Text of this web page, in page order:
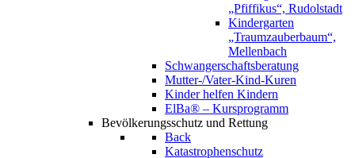
„Pfiffikus“, Rudolstadt
Kindergarten
„Traumzauberbaum“,
Mellenbach
Schwangerschaftsberatung
Mutter-/Vater-Kind-Kuren
Kinder helfen Kindern
ElBa® – Kursprogramm
Bevölkerungsschutz und Rettung
Back
Katastrophenschutz